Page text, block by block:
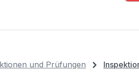
und Prüfungen